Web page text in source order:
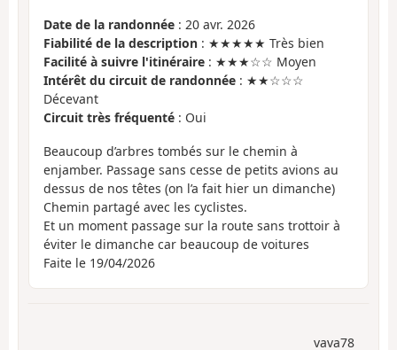
Date de la randonnée : 20 avr. 2026
Fiabilité de la description : ★★★★★ Très bien
Facilité à suivre l'itinéraire : ★★★☆☆ Moyen
Intérêt du circuit de randonnée : ★★☆☆☆
Décevant
Circuit très fréquenté : Oui
Beaucoup d’arbres tombés sur le chemin à
enjamber. Passage sans cesse de petits avions au
dessus de nos têtes (on l’a fait hier un dimanche)
Chemin partagé avec les cyclistes.
Et un moment passage sur la route sans trottoir à
éviter le dimanche car beaucoup de voitures
Faite le 19/04/2026
vava78